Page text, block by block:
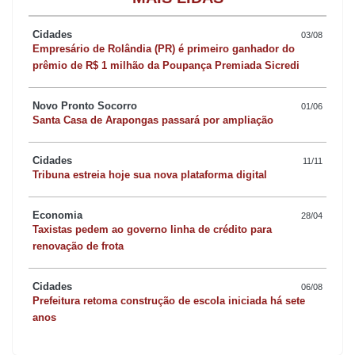
comprovadamente eficazes para a erradicação da fome e da
pobreza no mundo. Entre as iniciativas bem-sucedidas estão
experiências nacionais voltadas para os mais pobres e
vulneráveis, como transferência de renda, alimentação escolar,
à agricultura familiar, assistência social, protagonismo das
mulheres e inclusão socioeconômica e produtiva, entre outros.
“Ao redor do mundo, os super-ricos usam uma série de artifícios
para evadir os sistemas tributários. Isso faz com que no topo da
pirâmide os sistemas sejam regressivos e não progressivos,
quando mais ricos pagam menos impostos”, afirmou.
Cidades 03/08
Empresário de Rolândia (PR) é primeiro ganhador do
prêmio de R$ 1 milhão da Poupança Premiada Sicredi
Novo Pronto Socorro 01/06
Santa Casa de Arapongas passará por ampliação
Cidades 11/11
Tribuna estreia hoje sua nova plataforma digital
Economia 28/04
Taxistas pedem ao governo linha de crédito para
renovação de frota
Cidades 06/08
Prefeitura retoma construção de escola iniciada há sete
anos